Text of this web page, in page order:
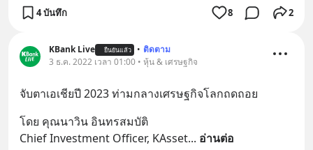
4 บันทึก 8 2
KBank Live ยืนยันแล้ว • ติดตาม
3 ธ.ค. 2022 เวลา 01:00 • หุ้น & เศรษฐกิจ
จับตาเอเชียปี 2023 ท่ามกลางเศรษฐกิจโลกถดถอย
โดย คุณนาวิน อินทรสมบัติ
Chief Investment Officer, KAsset... อ่านต่อ